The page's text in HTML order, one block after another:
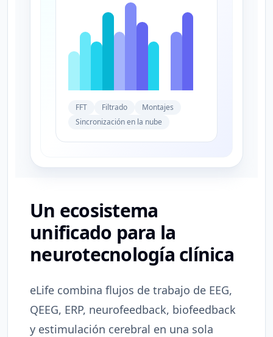
FFT Filtrado
Montajes
Sincronización en la nube
Un ecosistema
unificado para la
neurotecnología clínica
eLife combina flujos de trabajo de EEG,
QEEG, ERP, neurofeedback, biofeedback
y estimulación cerebral en una sola